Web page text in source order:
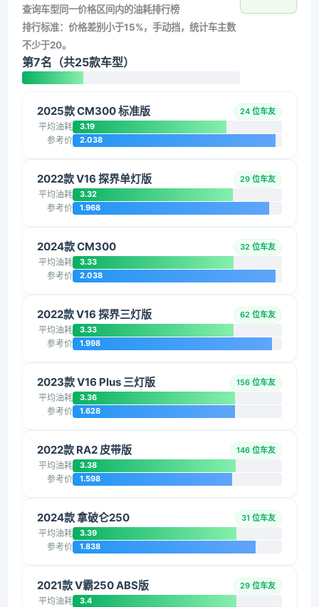
查询车型同一价格区间内的油耗排行榜
排行标准：价格差别小于15%，手动挡，统计车主数
不少于20。
第7名（共25款车型）
2025款 CM300 标准版 24 位车友
平均油耗 3.19
参考价 2.038
2022款 V16 探界单灯版 29 位车友
平均油耗 3.32
参考价 1.968
2024款 CM300 32 位车友
平均油耗 3.33
参考价 2.038
2022款 V16 探界三灯版 62 位车友
平均油耗 3.33
参考价 1.998
2023款 V16 Plus 三灯版 156 位车友
平均油耗 3.36
参考价 1.628
2022款 RA2 皮带版 146 位车友
平均油耗 3.38
参考价 1.598
2024款 拿破仑250 31 位车友
平均油耗 3.39
参考价 1.838
2021款 V霸250 ABS版 29 位车友
平均油耗 3.4